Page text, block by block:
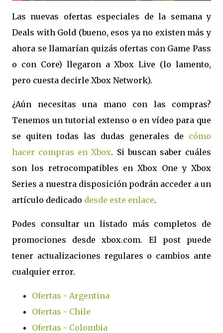
Las nuevas ofertas especiales de la semana y
Deals with Gold (bueno, esos ya no existen más y
ahora se llamarían quizás ofertas con Game Pass
o con Core) llegaron a Xbox Live (lo lamento,
pero cuesta decirle Xbox Network).
¿Aún necesitas una mano con las compras?
Tenemos un tutorial extenso o en vídeo para que
se quiten todas las dudas generales de cómo
hacer compras en Xbox. Si buscan saber cuáles
son los retrocompatibles en Xbox One y Xbox
Series a nuestra disposición podrán acceder a un
artículo dedicado desde este enlace.
Podes consultar un listado más completos de
promociones desde xbox.com. El post puede
tener actualizaciones regulares o cambios ante
cualquier error.
Ofertas - Argentina
Ofertas - Chile
Ofertas - Colombia